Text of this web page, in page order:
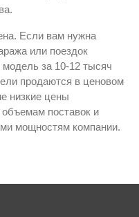
Если вам нужна
или поездок
за 10-12 тысяч
продаются в ценовом
низкие цены
поставок и
мощностям компании.